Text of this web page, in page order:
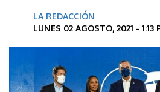
LA REDACCIÓN
LUNES 02 AGOSTO, 2021 - 1:13